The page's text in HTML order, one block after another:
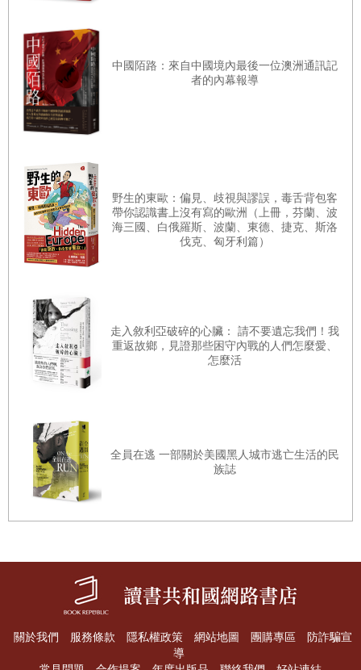
第三節 一九四五年至一九四八年的Chinese泰關係
第四節 一九四五年至一九四八年的華人會社組織
第九章 鎮壓和重新考慮：一九四八年至一九五六年鑾披汶第
二次執政下的Chinese
第二節 Chinese對政治氣氛變動的反應
第三節 泰國經濟的力量
第四節 Chinese教育的衰退
第五節 Sino-Thai關係的變化
參考文獻
各章重點
確使用這些名字能賦予影響神靈或超自然力量的能力。所羅
門魔法，又稱所羅門式魔法，是一種儀式性的魔法傳統，起
源於聖經中的所羅門王形象。他以智慧著稱，據說能夠指揮
靈體。該傳統的起源可追溯至經典，例如《所羅門遺訓》
（Testament of Solomon），其中描述所羅門利用一枚神賜的
的核心特徵包括使用神聖名字進行召喚、製作刻有文字的魔
法工具，以及強調修行者道德與靈性純潔的重要性。該傳統
亦對靈體進行階層分類，詳細記錄其能力與功能。《所羅門
之鑰》（Clavicula Salomonis）及相關文本是此一傳統的典
「Tetragrammaton」。這些名字被刻於戒指、皇冠及鈴鐺等
儀式工具上，使其充滿神聖力量。召喚真名的行為通常伴隨
嚴格的潔淨要求，強調修行者的身心準備。在所羅門魔法
中，真名作為人神之間的媒介，其在儀式中的使用凸顯了語
中引起了深刻共鳴。所羅門魔法對西方神秘主義影響深遠，
塑造了文藝復興魔法、赫密斯主義（Hermeticism），以及現
代神秘主義運動（如黃金黎明協會（Hermetic Order of the
Golden Dawn））的實踐方式。其歷史演變凸顯了人類語言
在神聖權威框架內與超自然力量互動並加以掌控的永恆追
「真名」的啟發性不僅適用於宗教領域，也可以延伸到身份
詞彙，其「真名」的探尋，便是泰國「華人」歷史的核心問
中國陌路：來自中國境內最後一位澳洲通訊記
者的內幕報導
野生的東歐：偏見、歧視與謬誤，毒舌背包客
帶你認識書上沒有寫的歐洲（上冊，芬蘭、波
海三國、白俄羅斯、波蘭、東德、捷克、斯洛
伐克、匈牙利篇）
走入敘利亞破碎的心臟： 請不要遺忘我們！我
重返故鄉，見證那些困守內戰的人們怎麼愛、
怎麼活
全員在逃 一部關於美國黑人城市逃亡生活的民
族誌
關於我們 服務條款 隱私權政策 網站地圖 團購專區
防詐騙宣
導